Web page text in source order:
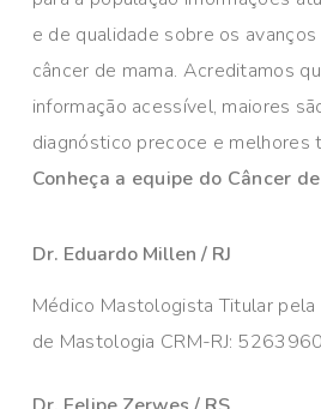
e de qualidade sobre os
câncer de mama. Acreditamos
informação acessível, maiores
diagnóstico precoce e melhores
Conheça a equipe do Câncer
Dr. Eduardo Millen / RJ
Médico Mastologista Titular pela
de Mastologia CRM-RJ: